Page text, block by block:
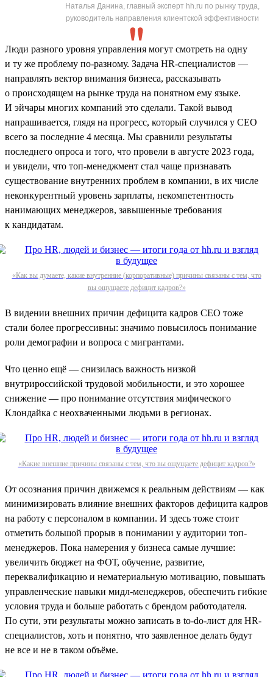
Наталья Данина, главный эксперт hh.ru по рынку труда,
руководитель направления клиентской эффективности
Люди разного уровня управления могут смотреть на одну
и ту же проблему по-разному. Задача HR-специалистов —
направлять вектор внимания бизнеса, рассказывать
о происходящем на рынке труда на понятном ему языке.
И эйчары многих компаний это сделали. Такой вывод
напрашивается, глядя на прогресс, который случился у СЕО
всего за последние 4 месяца. Мы сравнили результаты
последнего опроса и того, что провели в августе 2023 года,
и увидели, что топ-менеджмент стал чаще признавать
существование внутренних проблем в компании, в их числе
неконкурентный уровень зарплаты, некомпетентность
нанимающих менеджеров, завышенные требования
к кандидатам.
«Как вы думаете, какие внутренние (корпоративные) причины связаны с тем, что
вы ощущаете дефицит кадров?»
В видении внешних причин дефицита кадров СЕО тоже
стали более прогрессивны: значимо повысилось понимание
роли демографии и вопроса с мигрантами.
Что ценно ещё — снизилась важность низкой
внутрироссийской трудовой мобильности, и это хорошее
снижение — про понимание отсутствия мифического
Клондайка с неохваченными людьми в регионах.
«Какие внешние причины связаны с тем, что вы ощущаете дефицит кадров?»
От осознания причин движемся к реальным действиям — как
минимизировать влияние внешних факторов дефицита кадров
на работу с персоналом в компании. И здесь тоже стоит
отметить большой прорыв в понимании у аудитории топ-
менеджеров. Пока намерения у бизнеса самые лучшие:
увеличить бюджет на ФОТ, обучение, развитие,
переквалификацию и нематериальную мотивацию, повышать
управленческие навыки мидл-менеджеров, обеспечить гибкие
условия труда и больше работать с брендом работодателя.
По сути, эти результаты можно записать в to-do-лист для HR-
специалистов, хоть и понятно, что заявленное делать будут
не все и не в таком объёме.